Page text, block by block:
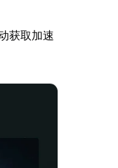
获取加速